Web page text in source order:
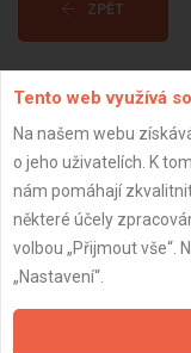
ZPĚT
Tento web využívá
Na našem webu
o jeho uživatelích. K
nám pomáhají
některé účely
volbou „Přijmout vše“.
„Nastavení“.